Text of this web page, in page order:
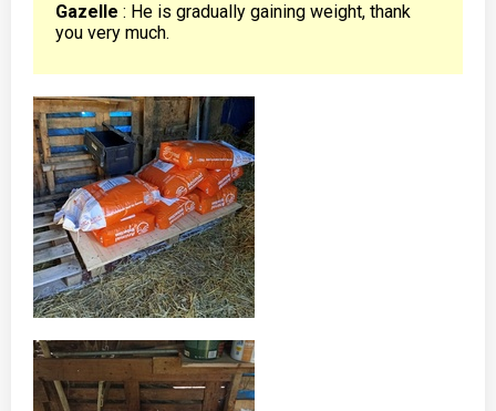
Gazelle : He is gradually gaining weight, thank
you very much.